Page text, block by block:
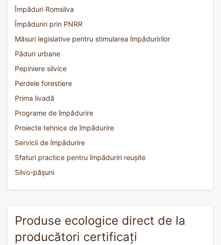
Împăduri Romsilva
Împăduriri prin PNRR
Măsuri legislative pentru stimularea împăduririlor
Păduri urbane
Pepiniere silvice
Perdele forestiere
Prima livadă
Programe de împădurire
Proiecte tehnice de împădurire
Servicii de împădurire
Sfaturi practice pentru împăduriri reușite
Silvo-pășuni
Produse ecologice direct de la
producători certificați